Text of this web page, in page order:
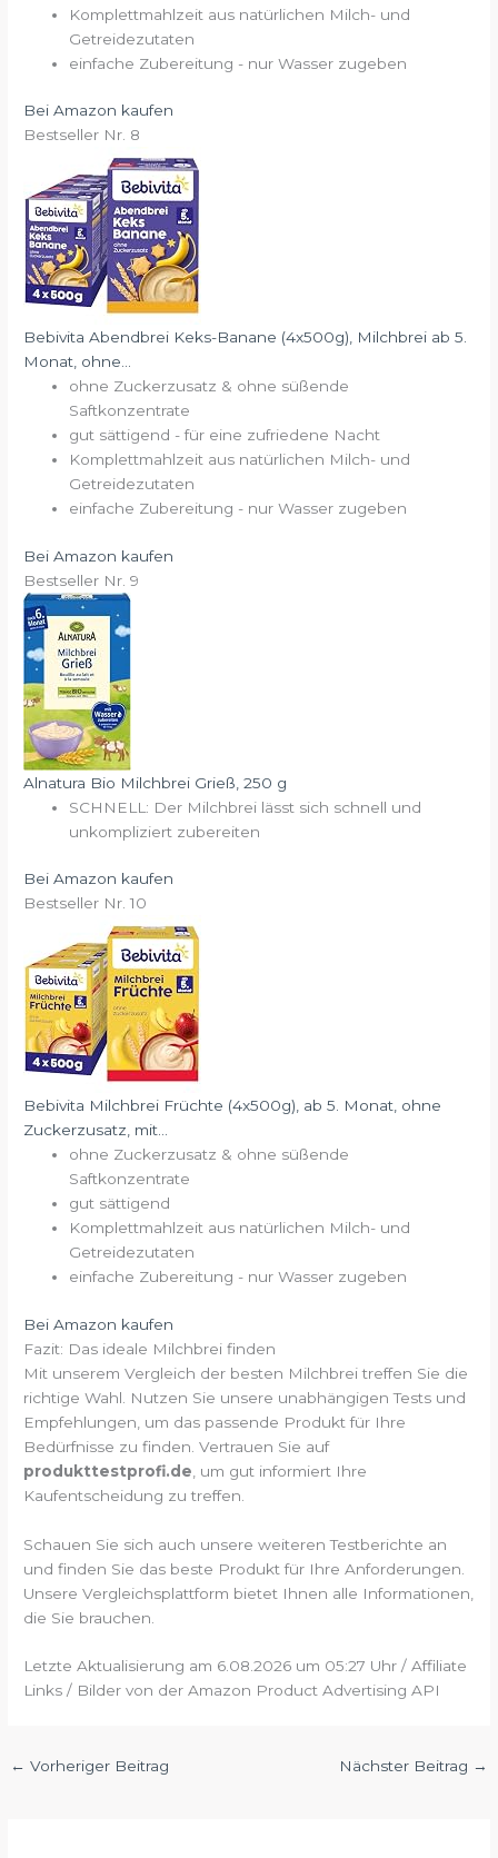
Komplettmahlzeit aus natürlichen Milch- und
Getreidezutaten
einfache Zubereitung - nur Wasser zugeben
Bei Amazon kaufen
Bestseller Nr. 8
Bebivita Abendbrei Keks-Banane (4x500g), Milchbrei ab 5.
Monat, ohne...
ohne Zuckerzusatz & ohne süßende
Saftkonzentrate
gut sättigend - für eine zufriedene Nacht
Komplettmahlzeit aus natürlichen Milch- und
Getreidezutaten
einfache Zubereitung - nur Wasser zugeben
Bei Amazon kaufen
Bestseller Nr. 9
Alnatura Bio Milchbrei Grieß, 250 g
SCHNELL: Der Milchbrei lässt sich schnell und
unkompliziert zubereiten
Bei Amazon kaufen
Bestseller Nr. 10
Bebivita Milchbrei Früchte (4x500g), ab 5. Monat, ohne
Zuckerzusatz, mit...
ohne Zuckerzusatz & ohne süßende
Saftkonzentrate
gut sättigend
Komplettmahlzeit aus natürlichen Milch- und
Getreidezutaten
einfache Zubereitung - nur Wasser zugeben
Bei Amazon kaufen
Fazit: Das ideale Milchbrei finden
Mit unserem Vergleich der besten Milchbrei treffen Sie die
richtige Wahl. Nutzen Sie unsere unabhängigen Tests und
Empfehlungen, um das passende Produkt für Ihre
Bedürfnisse zu finden. Vertrauen Sie auf
produkttestprofi.de , um gut informiert Ihre
Kaufentscheidung zu treffen.
Schauen Sie sich auch unsere weiteren Testberichte an
und finden Sie das beste Produkt für Ihre Anforderungen.
Unsere Vergleichsplattform bietet Ihnen alle Informationen,
die Sie brauchen.
Letzte Aktualisierung am 6.08.2026 um 05:27 Uhr / Affiliate
Links / Bilder von der Amazon Product Advertising API
← Vorheriger Beitrag Nächster Beitrag →